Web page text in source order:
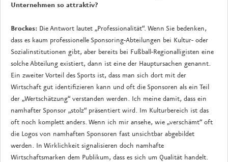
Unternehmen so attraktiv?
Brockes: Die Antwort lautet „Professionalität“. Wenn Sie bedenken,
dass es kaum professionelle Sponsoring-Abteilungen bei Kultur- oder
Sozialinstitutionen gibt, aber bereits bei Fußball-Regionalligisten eine
solche Abteilung existiert, dann ist eine der Hauptursachen genannt.
Ein zweiter Vorteil des Sports ist, dass man sich dort mit der
Wirtschaft gut identifizieren kann und oft die Sponsoren als ein Teil
der „Wertschätzung“ verstanden werden. Ich meine damit, dass ein
namhafter Sponsor „stolz“ präsentiert wird. Im Kulturbereich ist das
oft noch komplett anders. Wenn ich mir ansehe, wie „verschämt“ oft
die Logos von namhaften Sponsoren fast unsichtbar abgebildet
werden. In Wirklichkeit signalisieren doch namhafte
Wirtschaftsmarken dem Publikum, dass es sich um Qualität handelt.